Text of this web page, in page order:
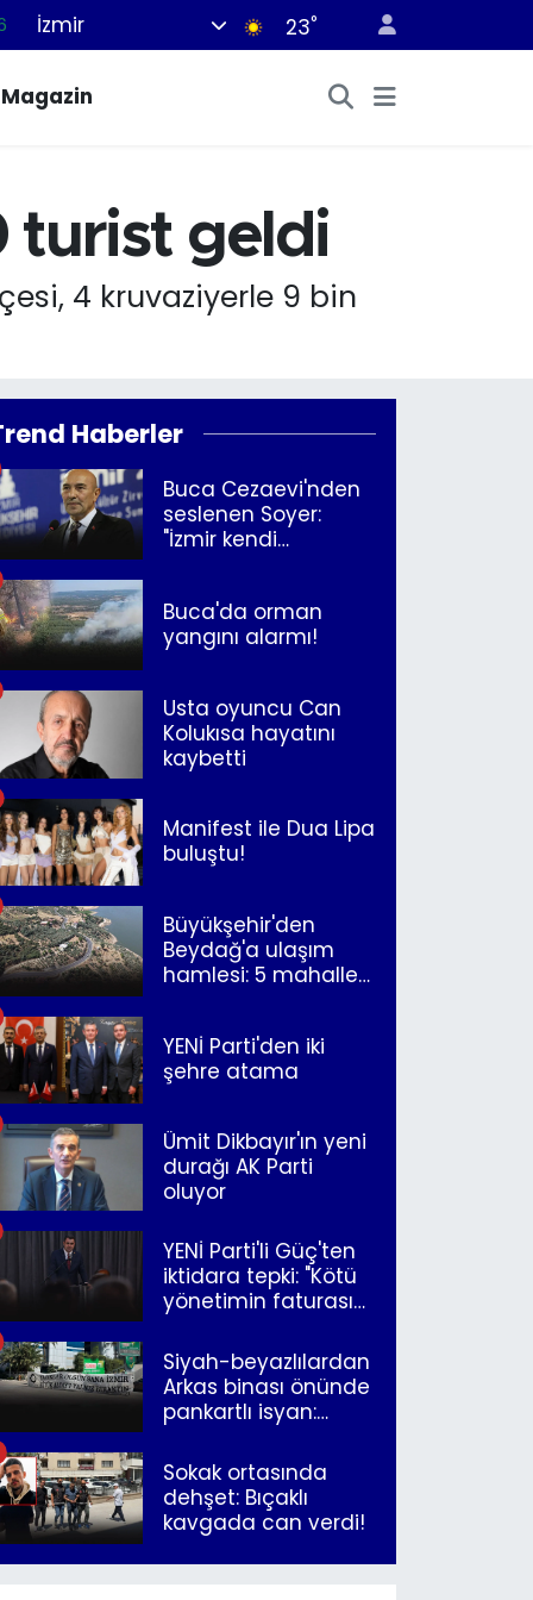
İzmir 23°
Magazin
turist geldi
4 kruvaziyerle 9 bin
Haberler
Buca Cezaevi'nden
seslenen Soyer:
"İzmir kendi
Buca'da orman
yangını alarmı!
Usta oyuncu Can
Kolukısa hayatını
kaybetti
Manifest ile Dua Lipa
buluştu!
Büyükşehir'den
Beydağ'a ulaşım
hamlesi: 5 mahalle
YENİ Parti'den iki
şehre atama
Ümit Dikbayır'ın yeni
durağı AK Parti
oluyor
YENİ Parti'li Güç'ten
iktidara tepki: "Kötü
yönetimin faturasını
Siyah-beyazlılardan
Arkas binası önünde
pankartlı isyan:
İzmir"
Sokak ortasında
dehşet: Bıçaklı
kavgada can verdi!